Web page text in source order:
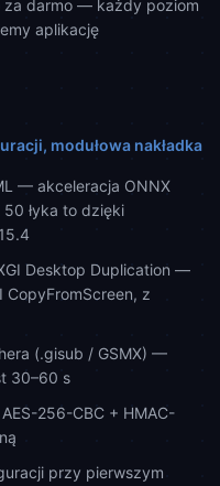
darmo — każdy poziom
aplikację
modułowa nakładka
— akceleracja ONNX
50 łyka to dzięki
Desktop Duplication —
CopyFromScreen, z
(.gisub / GSMX) —
30–60 s
256-CBC + HMAC-
przy pierwszym